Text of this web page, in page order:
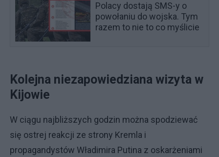
Polacy dostają SMS-y o
powołaniu do wojska. Tym
razem to nie to co myślicie
Kolejna niezapowiedziana wizyta w
Kijowie
W ciągu najbliższych godzin można spodziewać
się ostrej reakcji ze strony Kremla i
propagandystów Władimira Putina z oskarżeniami